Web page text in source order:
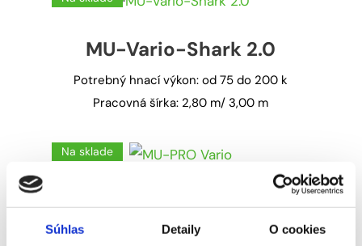
Súhlas Detaily O cookies
MU-Vario-Shark 2.0
Potrebný hnací výkon: od 75 do 200 k
Pracovná šírka: 2,80 m/ 3,00 m
Na sklade
MU-PRO Vario
Potrebný hnací výkon: od 95 do 250 k